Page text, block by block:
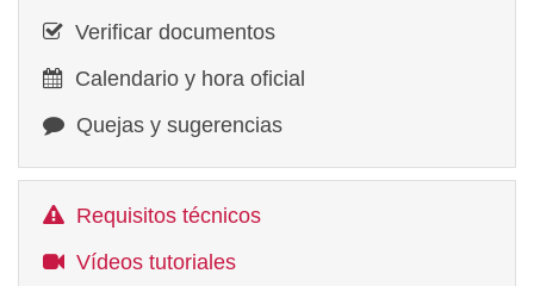
Verificar documentos
Calendario y hora oficial
Quejas y sugerencias
Requisitos técnicos
Vídeos tutoriales